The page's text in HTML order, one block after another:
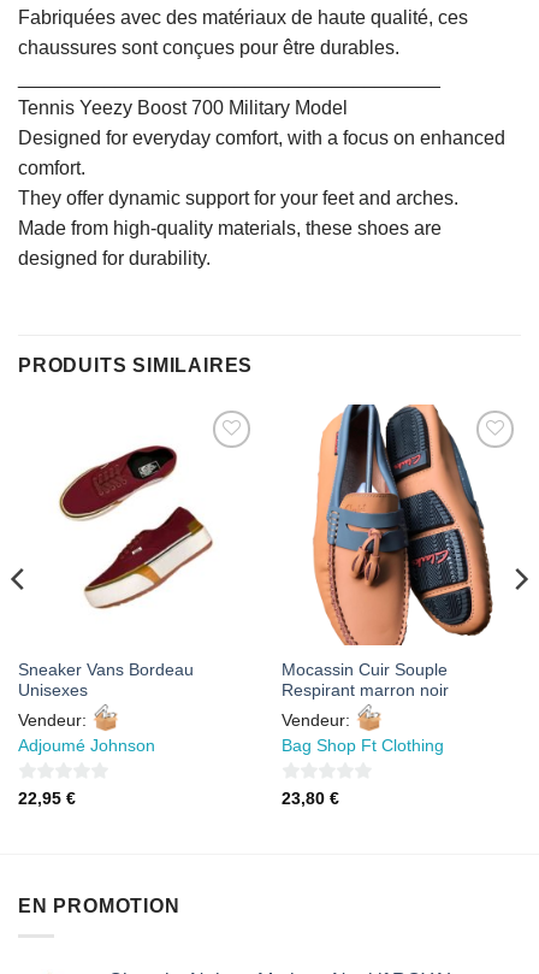
Fabriquées avec des matériaux de haute qualité, ces
chaussures sont conçues pour être durables.
Tennis Yeezy Boost 700 Military Model
Designed for everyday comfort, with a focus on enhanced
comfort.
They offer dynamic support for your feet and arches.
Made from high-quality materials, these shoes are
designed for durability.
PRODUITS SIMILAIRES
AJOUTER
FAVORIS
Sneaker Vans Bordeau
Unisexes
Vendeur:
Adjoumé Johnson
0
22,95 €
AJOUTER
À MES
FAVORIS
Mocassin Cuir Souple
Respirant marron noir
Vendeur:
Bag Shop Ft Clothing
0
23,80 €
EN PROMOTION